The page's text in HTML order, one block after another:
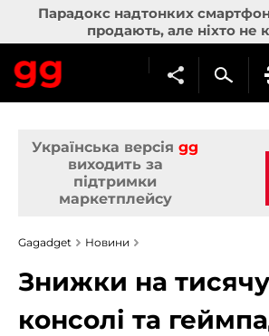
Парадокс надтонких
продають, але ніхто не
Українська версія gg
виходить за
підтримки
маркетплейсу
Gagadget Новини
Знижки на тисячу
консолі та